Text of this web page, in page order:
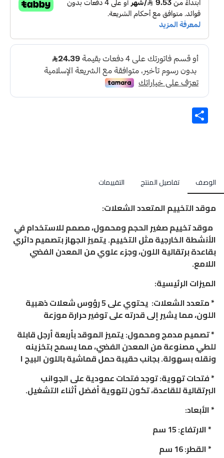
Share
الوصف تفاصيل المنتج التقييمات
موقد التخييم المتعدد الشعلات:
موقد تخييم صغير الحجم ومحمول، مصمم للاستخدام في
الأنشطة الخارجية مثل التخييم. يتميز الجهاز بتصميم دائري
بقاعدة برتقالية اللون، وجزء علوي من المعدن الفضي
اللامع.
الميزات الرئيسية:
* متعدد الشعلات: يحتوي على 5 رؤوس شعلات ذهبية
اللون، مما يشير إلى قدرته على توفير حرارة موزعة
* تصميم مدمج ومحمول: يتميز الموقد بأربعة أرجل قابلة
للطي مصنوعة من المعدن الفضي، مما يسمح بتخزينه
ونقله بسهولة. بجانب حقيبة حمل قماشية باللون البيج ا
* فتحات تهوية: توجد فتحات عمودية على الجوانب
البرتقالية للقاعدة، تكون لتهوية أفضل أثناء التشغيل.
* الأبعاد:
* الارتفاع: 15 سم
* القطر: 16 سم